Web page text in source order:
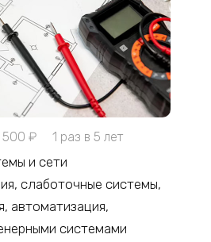
500 ₽ 1 раз в 5 лет
и сети
слаботочные системы,
автоматизация,
системами